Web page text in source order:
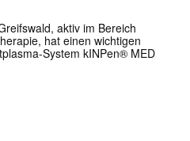
aktiv im Bereich
hat einen wichtigen
System kINPen® MED